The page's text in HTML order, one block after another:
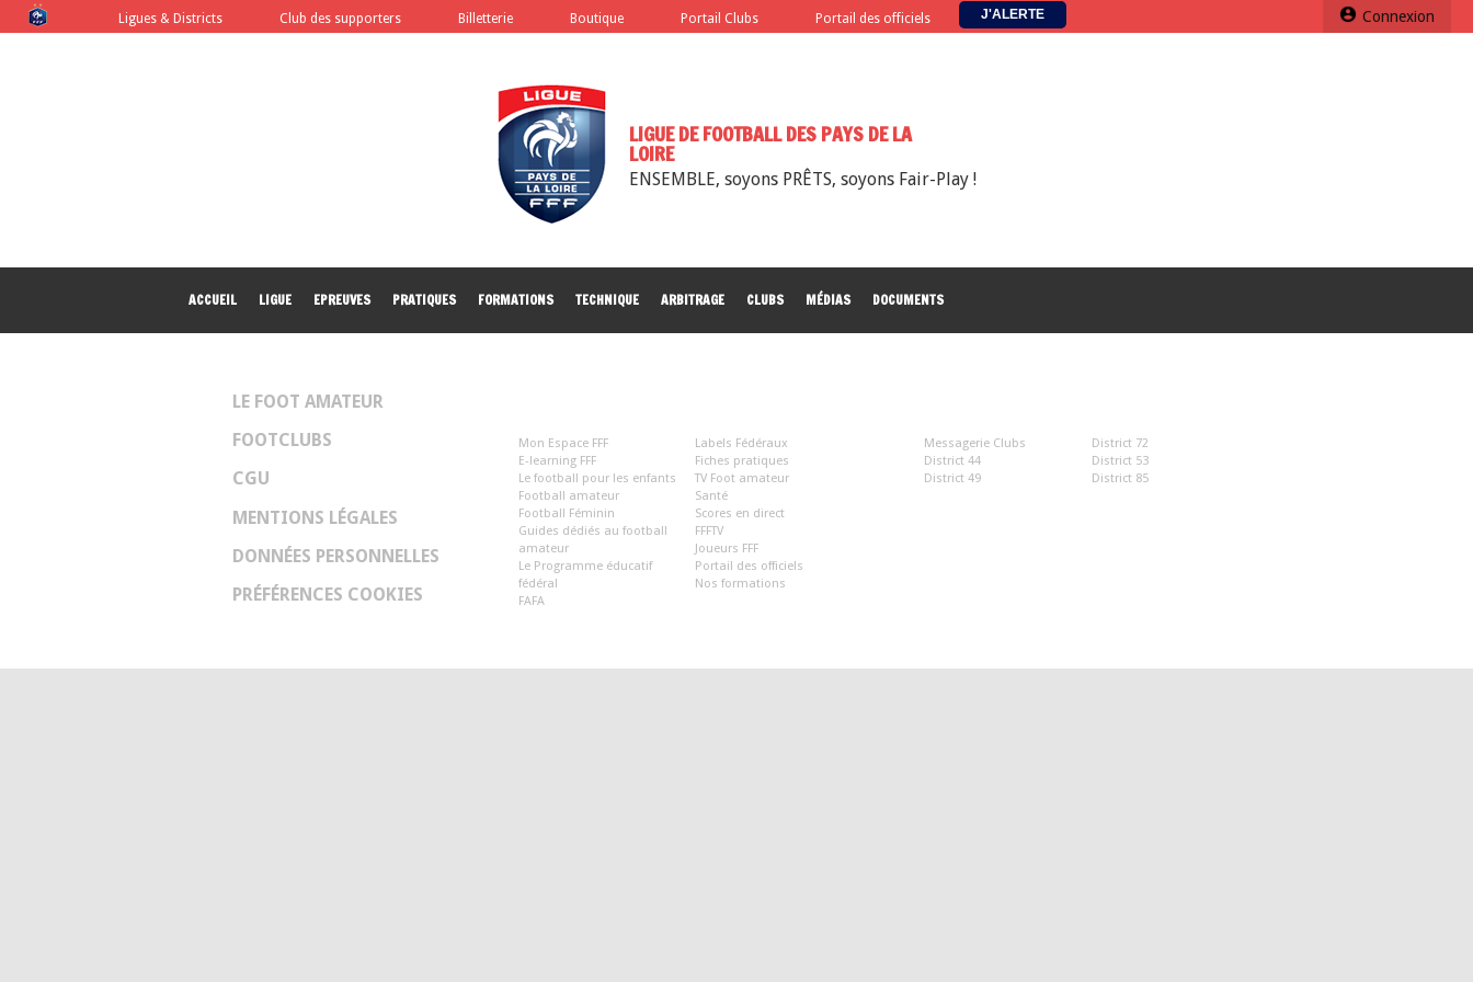
Ligues & Districts Club des supporters Billetterie Boutique Portail Clubs Portail des officiels J'ALERTE Connexion
LIGUE DE FOOTBALL DES PAYS DE LA
LOIRE
ENSEMBLE, soyons PRÊTS, soyons Fair-Play !
ACCUEIL LIGUE EPREUVES PRATIQUES FORMATIONS TECHNIQUE ARBITRAGE CLUBS MÉDIAS DOCUMENTS
LE FOOT AMATEUR
FOOTCLUBS
CGU
MENTIONS LÉGALES
DONNÉES PERSONNELLES
PRÉFÉRENCES COOKIES
Mon Espace FFF
E-learning FFF
Le football pour les enfants
Football amateur
Football Féminin
Guides dédiés au football
amateur
Le Programme éducatif
fédéral
FAFA
Labels Fédéraux
Fiches pratiques
TV Foot amateur
Santé
Scores en direct
FFFTV
Joueurs FFF
Portail des officiels
Nos formations
Messagerie Clubs
District 44
District 49
District 72
District 53
District 85